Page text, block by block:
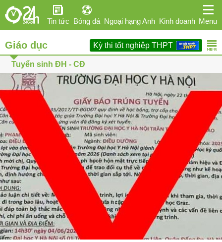
Menu
Tin tức Bóng đá Ngoại hạng Anh Kinh doanh
Sức khỏe Hi-tech Thể thao Ô tô
Phái đẹp
Giáo dục Kỳ thi tốt nghiệp THPT
Tuyển sinh ĐH - CĐ